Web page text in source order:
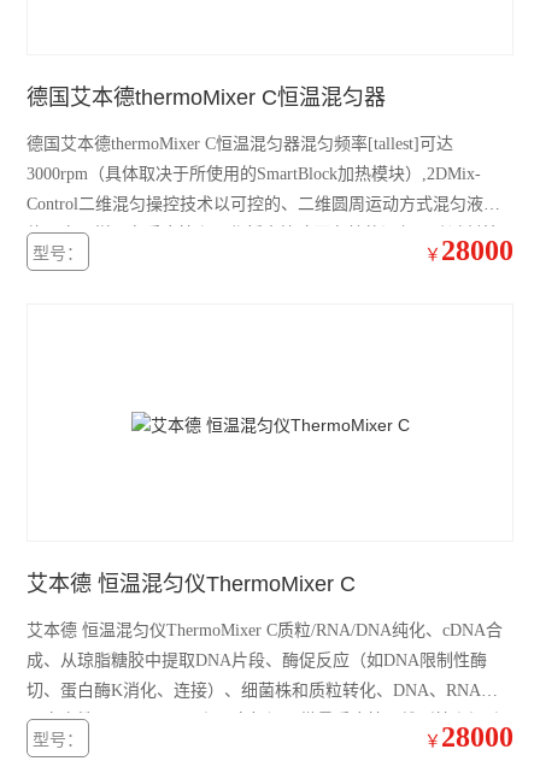
加热模块
混匀仪热盖
赛默飞Fresco17冷冻离心机
赛默飞Fresco21冷冻离心机
德国艾本德thermoMixer C恒温混匀器
德国艾本德thermoMixer C恒温混匀器混匀频率[tallest]可达
3000rpm（具体取决于所使用的SmartBlock加热模块）,2DMix-
Control二维混匀操控技术以可控的、二维圆周运动方式混匀液
体，实现样品在反应管和工作板中快速而有效的混匀，防溅射技
术能有效防止管盖润湿和交叉污染。
型号： ￥ 28000
艾本德 恒温混匀仪ThermoMixer C
艾本德 恒温混匀仪ThermoMixer C质粒/RNA/DNA纯化、cDNA合
成、从琼脂糖胶中提取DNA片段、酶促反应（如DNA限制性酶
切、蛋白酶K消化、连接）、细菌株和质粒转化、DNA、RNA和
蛋白变性、DNA、RNA和蛋白标记、微量反应管、锥形管和深孔
板中的细菌培养、100℃下的裂解反应、PCR反应体系制备混匀。
型号： ￥ 28000